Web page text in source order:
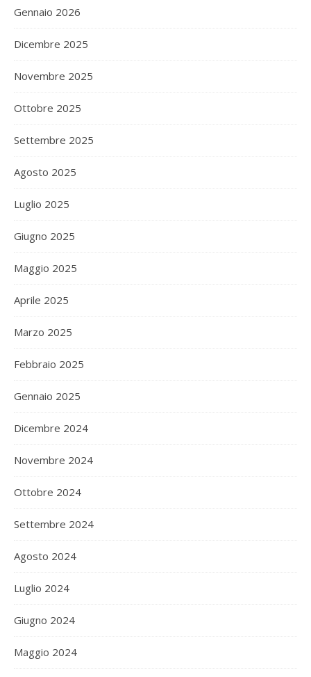
Gennaio 2026
Dicembre 2025
Novembre 2025
Ottobre 2025
Settembre 2025
Agosto 2025
Luglio 2025
Giugno 2025
Maggio 2025
Aprile 2025
Marzo 2025
Febbraio 2025
Gennaio 2025
Dicembre 2024
Novembre 2024
Ottobre 2024
Settembre 2024
Agosto 2024
Luglio 2024
Giugno 2024
Maggio 2024